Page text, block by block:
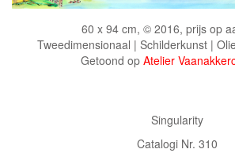
60 x 94 cm, © 2016, prijs op
Tweedimensionaal | Schilderkunst |
Getoond op Atelier
Singularity
Catalogi Nr. 310